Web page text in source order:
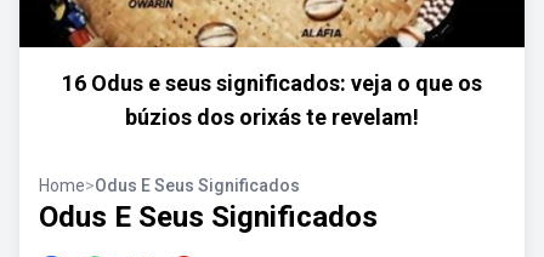
16 Odus e seus significados: veja o que os
búzios dos orixás te revelam!
Home>Odus E Seus Significados
Odus E Seus Significados